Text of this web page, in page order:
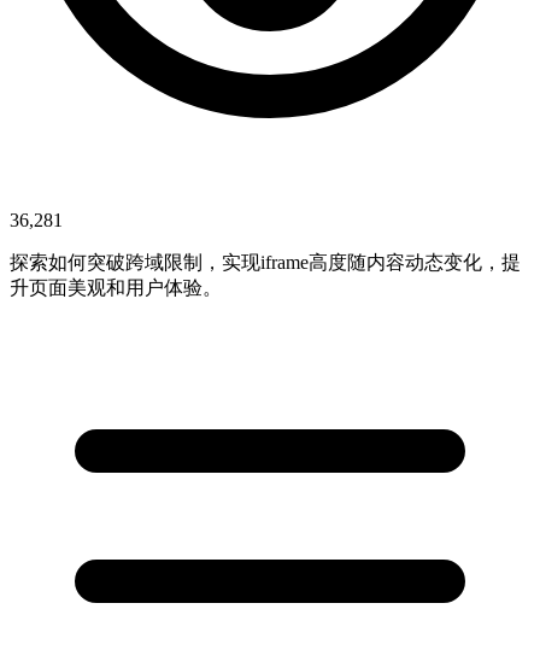
36,281
探索如何突破跨域限制，实现iframe高度随内容动态变化，提
升页面美观和用户体验。